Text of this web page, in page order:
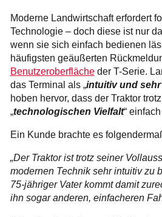
Moderne Landwirtschaft erfordert
Technologie – doch diese ist nur
wenn sie sich einfach bedienen
häufigsten geäußerten
Benutzeroberflächeder T-Serie.
das Terminal als „intuitiv und
hoben hervor, dass der Traktor
„technologischen Vielfalt“
Ein Kunde brachte es
„Der Traktor ist trotz seiner
modernen Technik sehr intuitiv zu
75-jähriger Vater kommt damit
ihn sogar anderen, einfacheren